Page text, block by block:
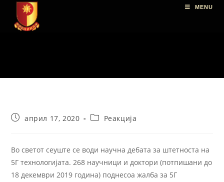
MENU
април 17, 2020 Реакција
Во светот сеуште се води научна дебата за штетноста на
5Г технологијата. 268 научници и доктори (потпишани до
18 декември 2019 година) поднесоа жалба за 5Г